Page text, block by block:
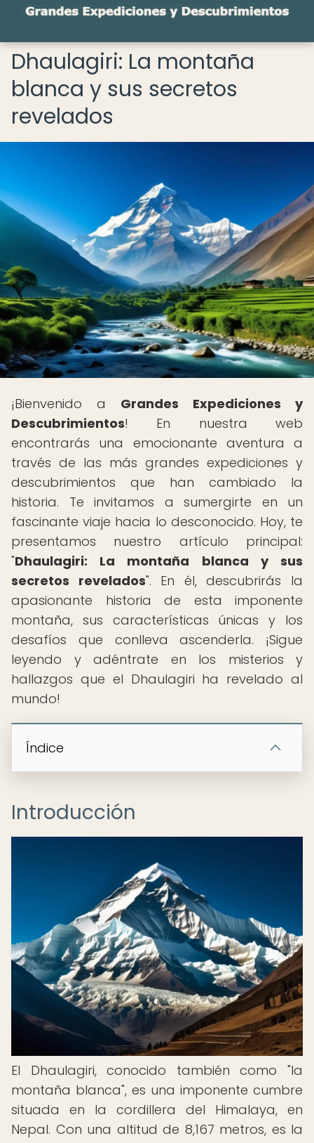
Dhaulagiri: La montaña
blanca y sus secretos
revelados
¡Bienvenido a Grandes Expediciones y
Descubrimientos! En nuestra web
encontrarás una emocionante aventura a
través de las más grandes expediciones y
descubrimientos que han cambiado la
historia. Te invitamos a sumergirte en un
fascinante viaje hacia lo desconocido. Hoy, te
presentamos nuestro artículo principal:
"Dhaulagiri: La montaña blanca y sus
secretos revelados". En él, descubrirás la
apasionante historia de esta imponente
montaña, sus características únicas y los
desafíos que conlleva ascenderla. ¡Sigue
leyendo y adéntrate en los misterios y
hallazgos que el Dhaulagiri ha revelado al
mundo!
Índice
Introducción
El Dhaulagiri, conocido también como "la
montaña blanca", es una imponente cumbre
situada en la cordillera del Himalaya, en
Nepal. Con una altitud de 8,167 metros, es la